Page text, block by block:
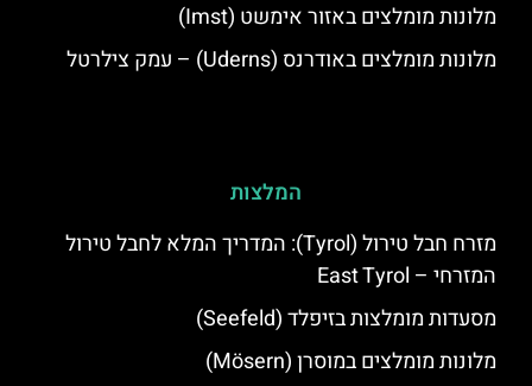
מלונות מומלצים באזור אימשט (Imst)
מלונות מומלצים באודרנס (Uderns) – עמק צילרטל
המלצות
מזרח חבל טירול (Tyrol): המדריך המלא לחבל טירול
המזרחי – East Tyrol
מסעדות מומלצות בזיפלד (Seefeld)
מלונות מומלצים במוסרן (Mösern)